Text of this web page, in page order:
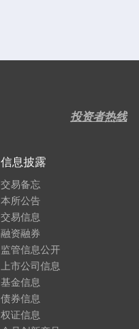
投资者热线
信息披露
交易备忘
本所公告
交易信息
融资融券
监管信息公开
上市公司信息
基金信息
债券信息
权证信息